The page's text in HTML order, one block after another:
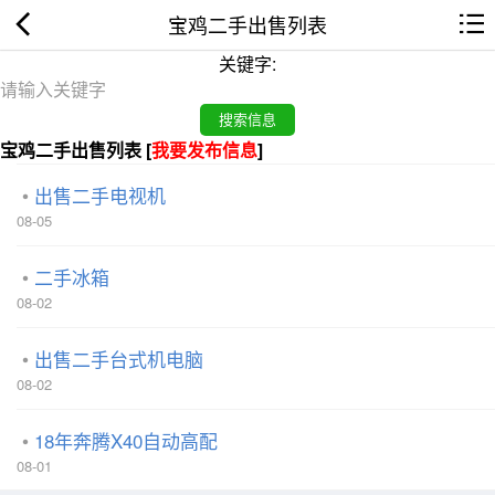
宝鸡二手出售列表
关键字:
宝鸡二手出售列表 [我要发布信息]
出售二手电视机
08-05
二手冰箱
08-02
出售二手台式机电脑
08-02
18年奔腾X40自动高配
08-01